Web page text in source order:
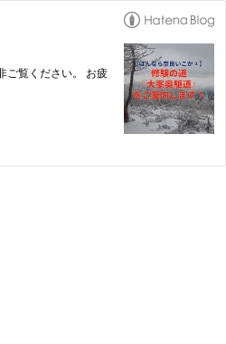
ご覧ください。 お疲